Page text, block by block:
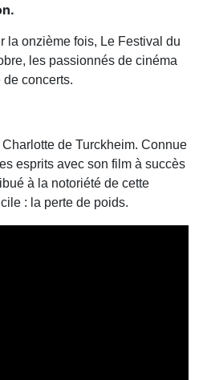
la onzième fois, Le Festival du
les passionnés de cinéma
concerts.
de Turckheim. Connue
esprits avec son film à succès
à la notoriété de cette
: la perte de poids.